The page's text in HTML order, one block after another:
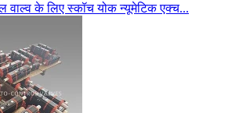
वाल्व के लिए स्कॉच योक न्यूमेटिक एक्च...